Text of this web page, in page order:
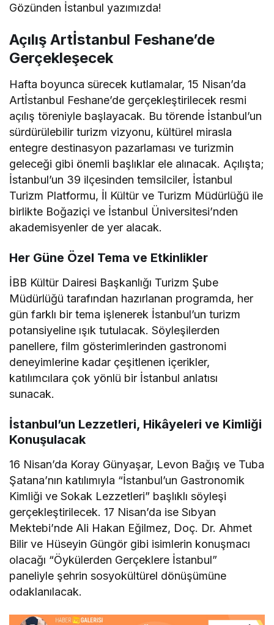
Gözünden İstanbul yazımızda!
Açılış Artİstanbul Feshane’de
Gerçekleşecek
Hafta boyunca sürecek kutlamalar, 15 Nisan’da
Artİstanbul Feshane’de gerçekleştirilecek resmi
açılış töreniyle başlayacak. Bu törende İstanbul’un
sürdürülebilir turizm vizyonu, kültürel mirasla
entegre destinasyon pazarlaması ve turizmin
geleceği gibi önemli başlıklar ele alınacak. Açılışta;
İstanbul’un 39 ilçesinden temsilciler, İstanbul
Turizm Platformu, İl Kültür ve Turizm Müdürlüğü ile
birlikte Boğaziçi ve İstanbul Üniversitesi’nden
akademisyenler de yer alacak.
Her Güne Özel Tema ve Etkinlikler
İBB Kültür Dairesi Başkanlığı Turizm Şube
Müdürlüğü tarafından hazırlanan programda, her
gün farklı bir tema işlenerek İstanbul’un turizm
potansiyeline ışık tutulacak. Söyleşilerden
panellere, film gösterimlerinden gastronomi
deneyimlerine kadar çeşitlenen içerikler,
katılımcılara çok yönlü bir İstanbul anlatısı
sunacak.
İstanbul’un Lezzetleri, Hikâyeleri ve Kimliği
Konuşulacak
16 Nisan’da Koray Günyaşar, Levon Bağış ve Tuba
Şatana’nın katılımıyla “İstanbul’un Gastronomik
Kimliği ve Sokak Lezzetleri” başlıklı söyleşi
gerçekleştirilecek. 17 Nisan’da ise Sıbyan
Mektebi’nde Ali Hakan Eğilmez, Doç. Dr. Ahmet
Bilir ve Hüseyin Güngör gibi isimlerin konuşmacı
olacağı “Öykülerden Gerçeklere İstanbul”
paneliyle şehrin sosyokültürel dönüşümüne
odaklanılacak.